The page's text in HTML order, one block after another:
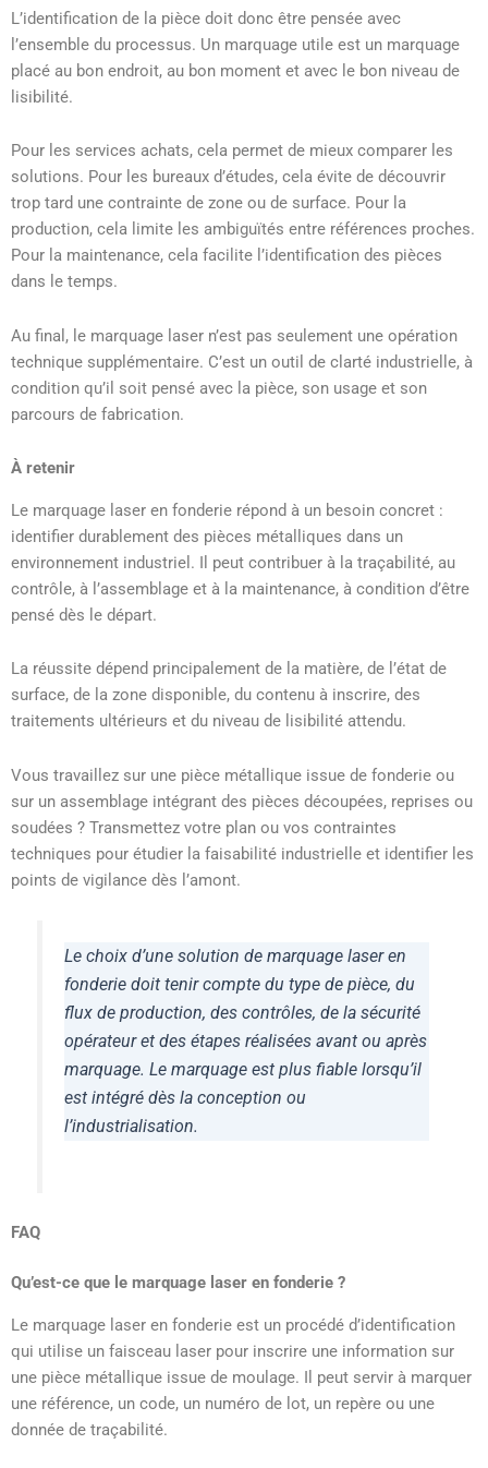
L’identification de la pièce doit donc être pensée avec
l’ensemble du processus. Un marquage utile est un marquage
placé au bon endroit, au bon moment et avec le bon niveau de
lisibilité.
Pour les services achats, cela permet de mieux comparer les
solutions. Pour les bureaux d’études, cela évite de découvrir
trop tard une contrainte de zone ou de surface. Pour la
production, cela limite les ambiguïtés entre références proches.
Pour la maintenance, cela facilite l’identification des pièces
dans le temps.
Au final, le marquage laser n’est pas seulement une opération
technique supplémentaire. C’est un outil de clarté industrielle, à
condition qu’il soit pensé avec la pièce, son usage et son
parcours de fabrication.
À retenir
Le marquage laser en fonderie répond à un besoin concret :
identifier durablement des pièces métalliques dans un
environnement industriel. Il peut contribuer à la traçabilité, au
contrôle, à l’assemblage et à la maintenance, à condition d’être
pensé dès le départ.
La réussite dépend principalement de la matière, de l’état de
surface, de la zone disponible, du contenu à inscrire, des
traitements ultérieurs et du niveau de lisibilité attendu.
Vous travaillez sur une pièce métallique issue de fonderie ou
sur un assemblage intégrant des pièces découpées, reprises ou
soudées ? Transmettez votre plan ou vos contraintes
techniques pour étudier la faisabilité industrielle et identifier les
points de vigilance dès l’amont.
Le choix d’une solution de marquage laser en
fonderie doit tenir compte du type de pièce, du
flux de production, des contrôles, de la sécurité
opérateur et des étapes réalisées avant ou après
marquage. Le marquage est plus fiable lorsqu’il
est intégré dès la conception ou
l’industrialisation.
FAQ
Qu’est-ce que le marquage laser en fonderie ?
Le marquage laser en fonderie est un procédé d’identification
qui utilise un faisceau laser pour inscrire une information sur
une pièce métallique issue de moulage. Il peut servir à marquer
une référence, un code, un numéro de lot, un repère ou une
donnée de traçabilité.